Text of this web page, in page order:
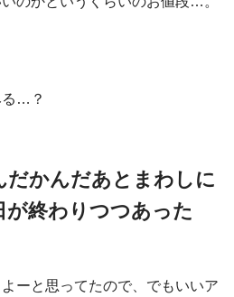
る…？
かんだあとまわしに
が終わりつつあった
ーと思ってたので、でもいいア